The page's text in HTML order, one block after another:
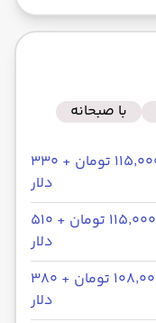
با صبحانه
۱۱۵٬۰۰۰٬۰۰۰ تومان + ۳۳۰
دلار
۱۱۵٬۰۰۰٬۰۰۰ تومان + ۵۱۰
دلار
۱۰۸٬۰۰۰٬۰۰۰ تومان + ۳۸۰
دلار